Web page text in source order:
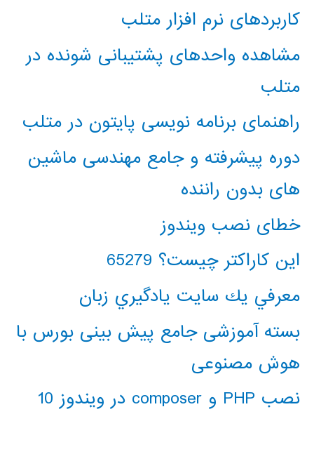
کاربردهای نرم افزار متلب
مشاهده واحدهای پشتیبانی شونده در
متلب
راهنمای برنامه نویسی پایتون در متلب
دوره پیشرفته و جامع مهندسی ماشین
های بدون راننده
خطای نصب ویندوز
این کاراکتر چیست؟ 65279
معرفي يك سايت يادگيري زبان
بسته آموزشی جامع پیش بینی بورس با
هوش مصنوعی
نصب PHP و composer در ویندوز 10